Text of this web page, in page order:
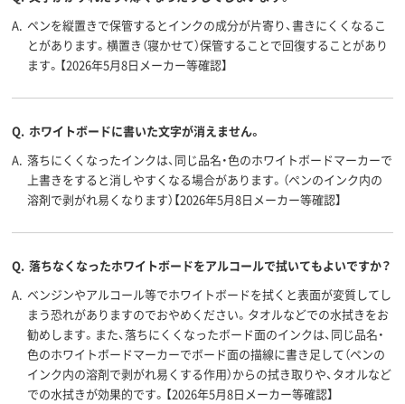
填方法
24.6ｇ 22g
アスクル
スコア
100 70 30
A. ペンを縦置きで保管するとインクの成分が片寄り、書きにくくなるこ
とがあります。横置き（寝かせて）保管することで回復することがあり
ます。【2026年5月8日メーカー等確認】
Q. ホワイトボードに書いた文字が消えません。
A. 落ちにくくなったインクは、同じ品名・色のホワイトボードマーカーで
上書きをすると消しやすくなる場合があります。（ペンのインク内の
溶剤で剥がれ易くなります）【2026年5月8日メーカー等確認】
Q. 落ちなくなったホワイトボードをアルコールで拭いてもよいですか？
A. ベンジンやアルコール等でホワイトボードを拭くと表面が変質してし
まう恐れがありますのでおやめください。タオルなどでの水拭きをお
勧めします。また、落ちにくくなったボード面のインクは、同じ品名・
色のホワイトボードマーカーでボード面の描線に書き足して（ペンの
インク内の溶剤で剥がれ易くする作用）からの拭き取りや、タオルなど
での水拭きが効果的です。【2026年5月8日メーカー等確認】